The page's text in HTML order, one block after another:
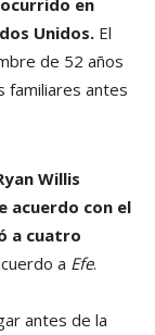
Unidos. El
de 52 años
familiares antes
Willis
acuerdo con el
a cuatro
a Efe.
antes de la